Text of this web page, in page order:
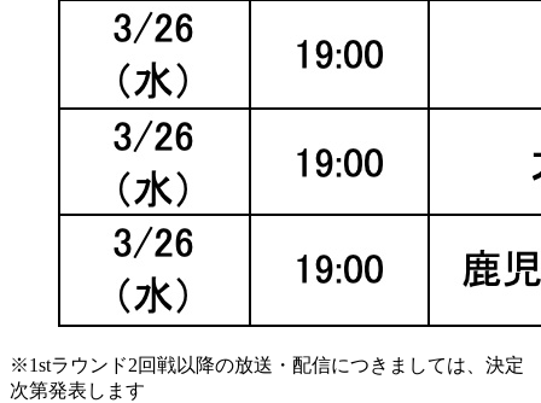
※1stラウンド2回戦以降の放送・配信につきましては、決定
次第発表します